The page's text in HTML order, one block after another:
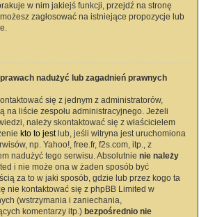
w nim jakiejś funkcji, przejdź na stronę
zagłosować na istniejące propozycje lub
nadużyć lub zagadnień prawnych
się z jednym z administratorów,
na liście zespołu administracyjnego. Jeżeli
należy skontaktować się z właścicielem
kto to jestlub, jeśli witryna jest uruchomiona
np. Yahoo!, free.fr, f2s.com, itp., z
nadużyć tego serwisu. Absolutnie nie należy
i nie może ona w żaden sposób być
za to w jaki sposób, gdzie lub przez kogo ta
nie kontaktować się z phpBB Limited w
(wstrzymania i zaniechania,
komentarzy itp.) bezpośrednio nie